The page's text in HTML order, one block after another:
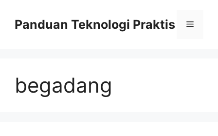
contentPanduan Teknologi Praktis Menu
begadang